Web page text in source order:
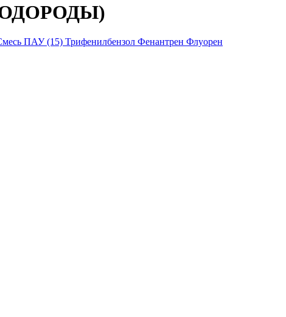
ПАУ (15) Трифенилбензол Фенантрен Флуорен